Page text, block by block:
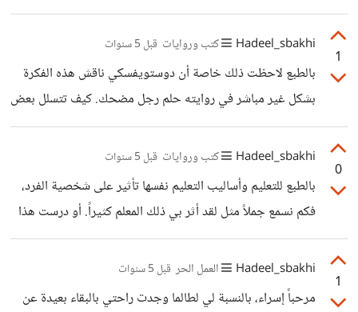
قد اتخذها في موقف ما أو وقت ما جعلت منه الشخص الذي هو
عليه الآن. وكما أننا في مالاضي سبق وقررنا ما نحن عليه الآن
فإننا الآن لدينا قدرة على تحديد الأشخاص الذين سنكون عليهم
في المستقبل. أشكرك على إضافتك.
1
Hadeel_sbakhi كتب وروايات قبل 5 سنوات
بالطبع لاحظت ذلك خاصة أن دوستويفسكي ناقش هذه الفكرة
بشكل غير مباشر في روايته حلم رجل مضحك. كيف تتسلل بعض
القيم سواء الجيدة أو السيئة في التصرفات مرة تلو أخرى حتى
تصبح عادة.
0
Hadeel_sbakhi كتب وروايات قبل 5 سنوات
بالطبع للتعليم وأساليب التعليم نفسها تأثير على شخصية الفرد،
فكم نسمع جملاً مثل لقد أثر بي ذلك المعلم كثيراً. أو درست هذا
التخصص بسبب هذا المعلم. وأنا أحد هؤلاء الذين تأثروا بالعملية
التعليمية وبالمعلمين بدرجة كبيرة.
1
Hadeel_sbakhi العمل الحر قبل 5 سنوات
مرحباً إسراء، بالنسبة لي لطالما وجدت راحتي بالبقاء بعيدة عن